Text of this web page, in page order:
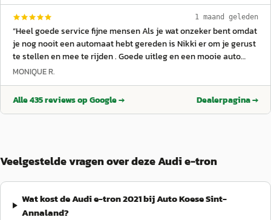
behandeling hoop ik dit nog een aantal jaren te kunnen
voortzetten. Met vriendelijke groeten. Piet en Corrie Grinwis.
1 maand geleden
“Heel goede service fijne mensen Als je wat onzeker bent omdat
je nog nooit een automaat hebt gereden is Nikki er om je gerust
te stellen en mee te rijden . Goede uitleg en een mooie auto
gekocht.”
MONIQUE R.
Alle435reviews op Google → Dealerpagina →
Veelgestelde vragen over deze Audi e-tron
Wat kost de Audi e-tron 2021 bij Auto Koese Sint-
Annaland?